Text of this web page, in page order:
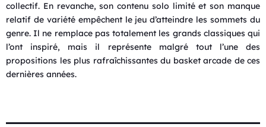
collectif. En revanche, son contenu solo limité et son manque
relatif de variété empêchent le jeu d’atteindre les sommets du
genre. Il ne remplace pas totalement les grands classiques qui
l’ont inspiré, mais il représente malgré tout l’une des
propositions les plus rafraîchissantes du basket arcade de ces
dernières années.